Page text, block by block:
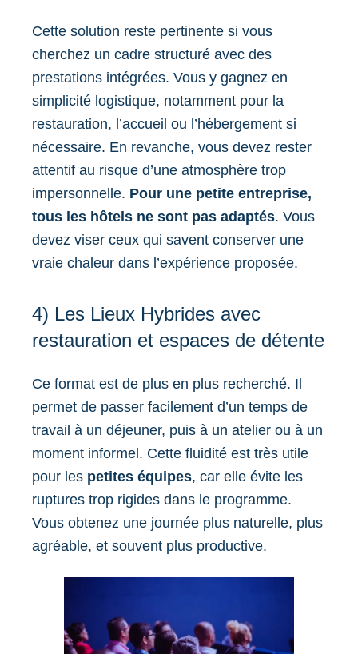
Cette solution reste pertinente si vous
cherchez un cadre structuré avec des
prestations intégrées. Vous y gagnez en
simplicité logistique, notamment pour la
restauration, l’accueil ou l’hébergement si
nécessaire. En revanche, vous devez rester
attentif au risque d’une atmosphère trop
impersonnelle. Pour une petite entreprise,
tous les hôtels ne sont pas adaptés. Vous
devez viser ceux qui savent conserver une
vraie chaleur dans l’expérience proposée.
4) Les Lieux Hybrides avec
restauration et espaces de détente
Ce format est de plus en plus recherché. Il
permet de passer facilement d’un temps de
travail à un déjeuner, puis à un atelier ou à un
moment informel. Cette fluidité est très utile
pour les petites équipes, car elle évite les
ruptures trop rigides dans le programme.
Vous obtenez une journée plus naturelle, plus
agréable, et souvent plus productive.